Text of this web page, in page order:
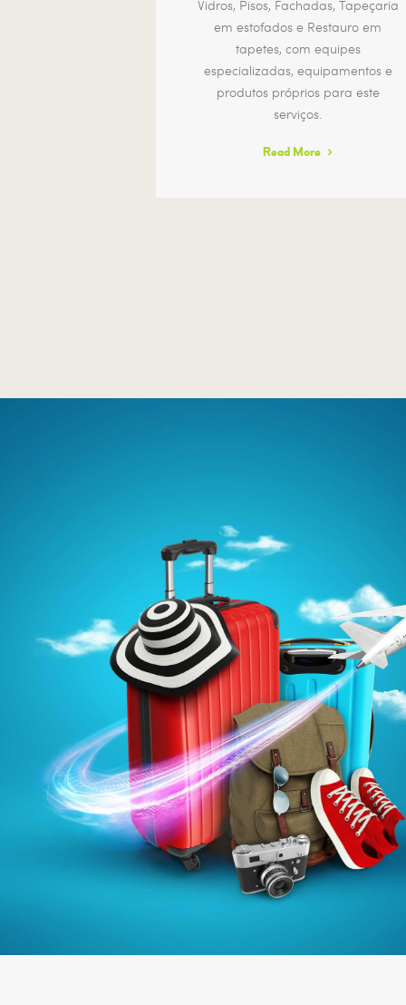
Vidros, Pisos, Fachadas, Tapeçaria
em estofados e Restauro em
tapetes, com equipes
especializadas, equipamentos e
produtos próprios para este
serviços.
Read More